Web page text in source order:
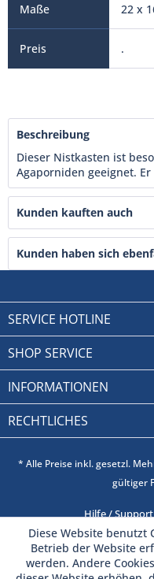
22 x
.
Beschreibung
Dieser Nistkasten ist
Agaporniden geeignet.
Kunden kauften auch
Kunden haben sich
SERVICE HOTLINE
SHOP SERVICE
INFORMATIONEN
RECHTLICHES
* Alle Preise inkl. gesetzl.
gültiger
Hilfe / Support
Diese Website benutzt
Betrieb der Website
werden. Andere